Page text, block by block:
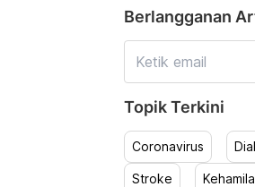
Berlangganan
Topik Terkini
Coronavirus
Stroke